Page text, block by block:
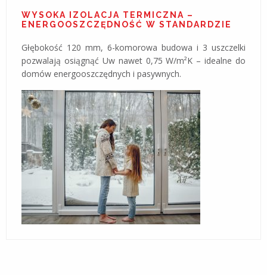
WYSOKA IZOLACJA TERMICZNA –
ENERGOOSZCZĘDNOŚĆ W STANDARDZIE
Głębokość 120 mm, 6-komorowa budowa i 3 uszczelki
pozwalają osiągnąć Uw nawet 0,75 W/m²K – idealne do
domów energooszczędnych i pasywnych.